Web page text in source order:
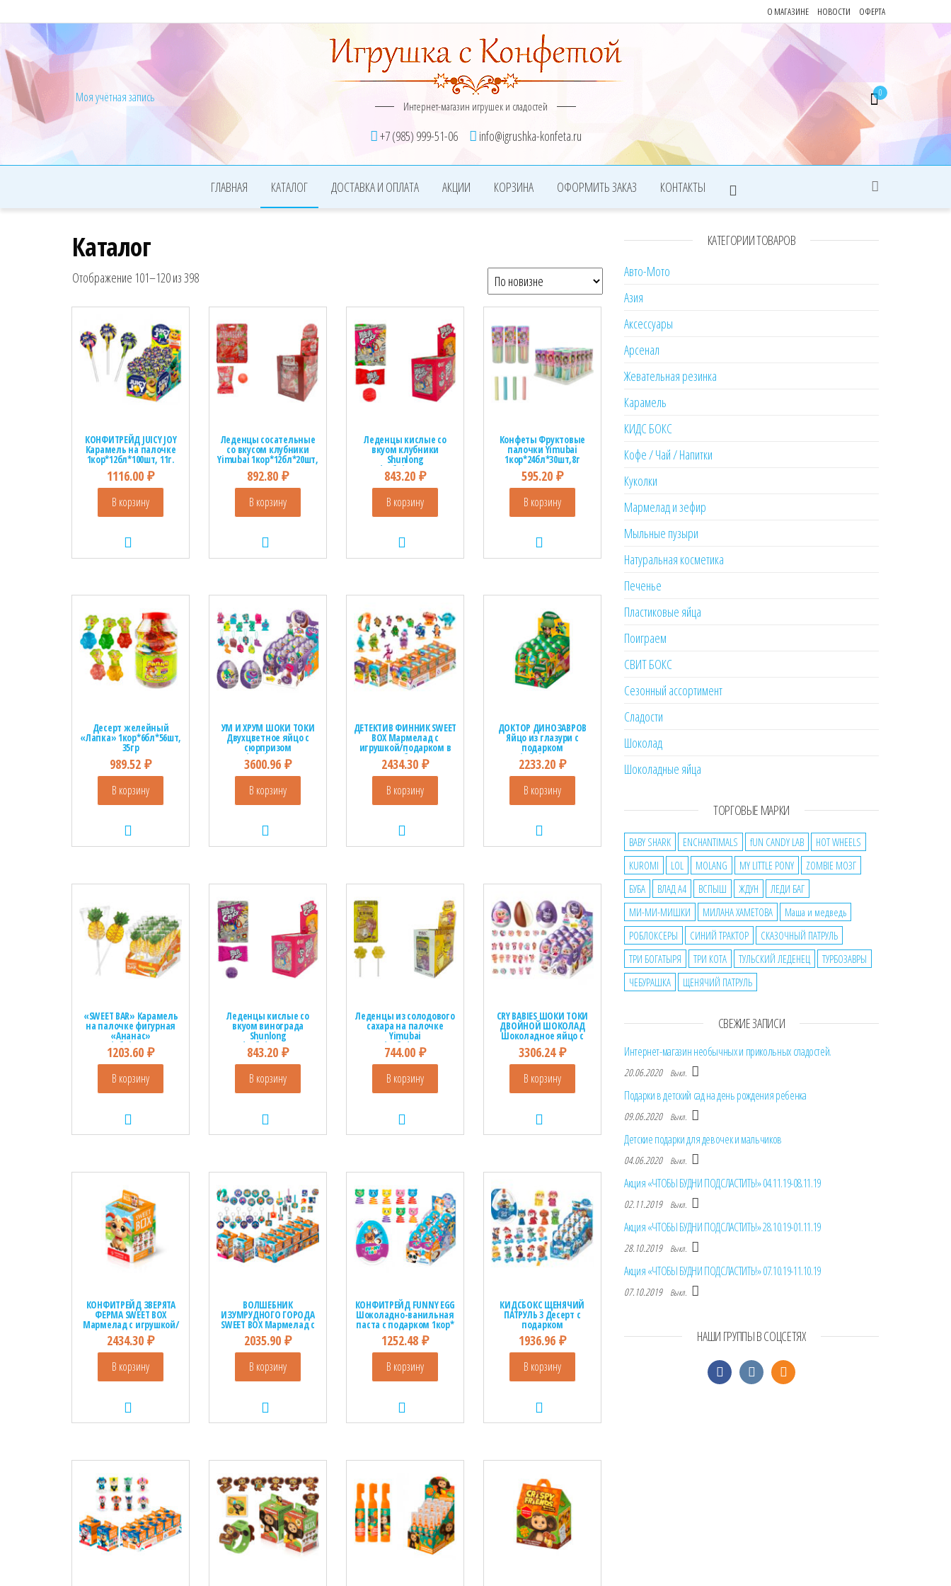
О МАГАЗИНЕ НОВОСТИ ОФЕРТА
Интернет-магазин игрушек и сладостей
0
Моя учётная запись
+7 (985) 999-51-06 info@igrushka-konfeta.ru
ГЛАВНАЯ КАТАЛОГ ДОСТАВКА И ОПЛАТА АКЦИИ КОРЗИНА ОФОРМИТЬ ЗАКАЗ КОНТАКТЫ
Каталог
Отображение 101–120 из 398Сортировка: самые недавние
КОНФИТРЕЙД JUICY JOY
Карамель на палочке
1кор*12бл*100шт, 11г.
1116.00₽
В корзину
Леденцы сосательные
со вкусом клубники
Yimubai 1кор*12бл*20шт,
25г
892.80₽
В корзину
Леденцы кислые со
вкуом клубники
Shunlong
1кор*12бл*20шт, 20гр.
843.20 ₽
В корзину
Конфеты Фруктовые
палочки Yimubai
1кор*24бл*30шт,8г
595.20 ₽
В корзину
Десерт желейный
«Лапка» 1кор*6бл*56шт,
35гр
989.52₽
В корзину
УМ И ХРУМ ШОКИ ТОКИ
Двухцветное яйцо с
сюрпризом
1кор*6бл*24шт, 20гр
3600.96₽
В корзину
ДЕТЕКТИВ ФИННИК SWEET
BOX Мармелад с
игрушкой/подарком в
коробочке
1кор*12бл*10шт, 10г.
2434.30 ₽
В корзину
ДОКТОР ДИНОЗАВРОВ
Яйцо из глазури с
подарком
1кор*6бл*24шт, 20гр
2233.20 ₽
В корзину
«SWEET BAR» Карамель
на палочке фигурная
«Ананас»
1кор*4бл*15шт,40г.
1203.60₽
В корзину
Леденцы кислые со
вкуом винограда
Shunlong
1кор*12бл*20шт, 20гр.
843.20₽
В корзину
Леденцы из солодового
сахара на палочке
Yimubai
1кор*12бл*20шт,20г
744.00 ₽
В корзину
CRY BABIES ШОКИ ТОКИ
ДВОЙНОЙ ШОКОЛАД
Шоколадное яйцо с
подарком
1кор*6бл*24шт, 20г
3306.24₽
В корзину
КОНФИТРЕЙД ЗВЕРЯТА
ФЕРМА SWEET BOX
Мармелад с игрушкой/
подарком в коробочке
1кор*12бл*10шт, 10гр
2434.30₽
В корзину
ВОЛШЕБНИК
ИЗУМРУДНОГО ГОРОДА
SWEET BOX Мармелад с
подарком в коробочке
1кор* 12бл*10шт, 10г.
2035.90₽
В корзину
КОНФИТРЕЙД FUNNY EGG
Шоколадно-ванильная
паста с подарком 1кор*
6бл*16шт, 20г.
1252.48 ₽
В корзину
КИДСБОКС ЩЕНЯЧИЙ
ПАТРУЛЬ 3 Десерт с
подарком
1кор*6бл*16шт, 20г.
1936.96 ₽
В корзину
КАТЕГОРИИ ТОВАРОВ
Авто-Мото
Азия
Аксессуары
Арсенал
Жевательная резинка
Карамель
КИДС БОКС
Кофе / Чай / Напитки
Куколки
Мармелад и зефир
Мыльные пузыри
Натуральная косметика
Печенье
Пластиковые яйца
Поиграем
СВИТ БОКС
Сезонный ассортимент
Сладости
Шоколад
Шоколадные яйца
ТОРГОВЫЕ МАРКИ
BABY SHARK ENCHANTIMALS fUN CANDY LAB
HOT WHEELS
KUROMI
LOL MOLANG MY LITTLE PONY
ZOMBIE МОЗГ
БУБА
ВЛАД А4 ВСПЫШ ЖДУН
ЛЕДИ БАГ
МИ-МИ-МИШКИ
МИЛАНА ХАМЕТОВА
Маша и медведь
РОБЛОКСЕРЫ
СИНИЙ ТРАКТОР
СКАЗОЧНЫЙ ПАТРУЛЬ
ТРИ БОГАТЫРЯ
ТРИ КОТА ТУЛЬСКИЙ ЛЕДЕНЕЦ
ТУРБОЗАВРЫ
ЧЕБУРАШКА
ЩЕНЯЧИЙ ПАТРУЛЬ
СВЕЖИЕ ЗАПИСИ
Интернет-магазин необычных и прикольных сладостей.
20.06.2020 Выкл.
Подарки в детский сад на день рождения ребенка
09.06.2020 Выкл.
Детские подарки для девочек и мальчиков
04.06.2020 Выкл.
Акция «ЧТОБЫ БУДНИ ПОДСЛАСТИТЬ!» 04.11.19-08.11.19
02.11.2019 Выкл.
Акция «ЧТОБЫ БУДНИ ПОДСЛАСТИТЬ!» 28.10.19-01.11.19
28.10.2019 Выкл.
Акция «ЧТОБЫ БУДНИ ПОДСЛАСТИТЬ!» 07.10.19-11.10.19
07.10.2019 Выкл.
НАШИ ГРУППЫ В СОЦСЕТЯХ
facebookvkontakteodnoklassniki